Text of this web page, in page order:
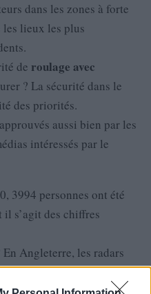
dans les zones à forte
lieux les plus
de roulage avec
? La sécurité dans le
des priorités.
aussi bien par les
intéressés par le
3994 personnes ont été
il s’agit des chiffres
Angleterre, les radars
suspendus.